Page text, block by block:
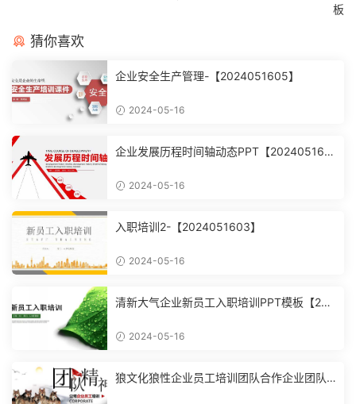
板
猜你喜欢
企业安全生产管理-【2024051605】
2024-05-16
企业发展历程时间轴动态PPT【202405160
2024-05-16
入职培训2-【2024051603】
2024-05-16
清新大气企业新员工入职培训PPT模板【202
2024-05-16
狼文化狼性企业员工培训团队合作企业团队